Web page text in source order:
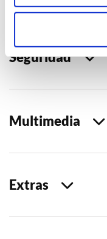
Seguridad
Multimedia
Extras